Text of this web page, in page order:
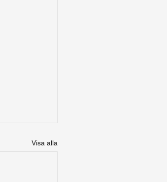
Visa alla